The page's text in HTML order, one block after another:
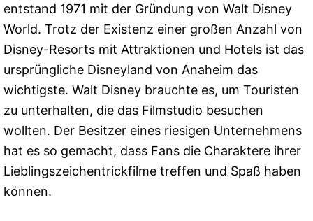
entstand 1971 mit der Gründung von Walt Disney
World. Trotz der Existenz einer großen Anzahl von
Disney-Resorts mit Attraktionen und Hotels ist das
ursprüngliche Disneyland von Anaheim das
wichtigste. Walt Disney brauchte es, um Touristen
zu unterhalten, die das Filmstudio besuchen
wollten. Der Besitzer eines riesigen Unternehmens
hat es so gemacht, dass Fans die Charaktere ihrer
Lieblingszeichentrickfilme treffen und Spaß haben
können.